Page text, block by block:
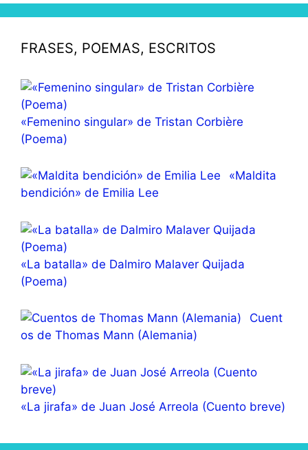
FRASES, POEMAS, ESCRITOS
«Femenino singular» de Tristan Corbière
(Poema)
«Maldita
bendición» de Emilia Lee
«La batalla» de Dalmiro Malaver Quijada
(Poema)
Cuent
os de Thomas Mann (Alemania)
«La jirafa» de Juan José Arreola (Cuento breve)